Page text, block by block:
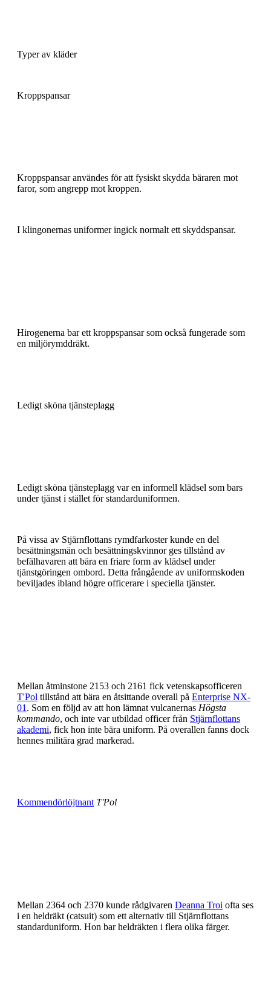
Typer av kläder
Kroppspansar
Kroppspansar användes för att fysiskt skydda bäraren mot
faror, som angrepp mot kroppen.
I klingonernas uniformer ingick normalt ett skyddspansar.
Hirogenerna bar ett kroppspansar som också fungerade som
en miljörymddräkt.
Ledigt sköna tjänsteplagg
Ledigt sköna tjänsteplagg var en informell klädsel som bars
under tjänst i stället för standarduniformen.
På vissa av Stjärnflottans rymdfarkoster kunde en del
besättningsmän och besättningskvinnor ges tillstånd av
befälhavaren att bära en friare form av klädsel under
tjänstgöringen ombord. Detta frångående av uniformskoden
beviljades ibland högre officerare i speciella tjänster.
Mellan åtminstone 2153 och 2161 fick vetenskapsofficeren
T'Pol tillstånd att bära en åtsittande overall på Enterprise NX-
01 . Som en följd av att hon lämnat vulcanernas Högsta
kommando, och inte var utbildad officer från Stjärnflottans
akademi, fick hon inte bära uniform. På overallen fanns dock
hennes militära grad markerad.
Kommendörlöjtnant T'Pol
Mellan 2364 och 2370 kunde rådgivaren Deanna Troi ofta ses
i en heldräkt (catsuit) som ett alternativ till Stjärnflottans
standarduniform. Hon bar heldräkten i flera olika färger.